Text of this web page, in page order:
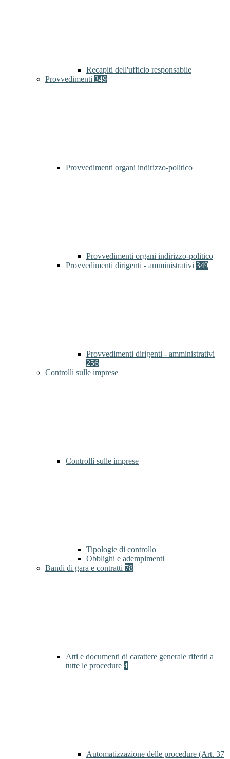
Recapiti dell'ufficio responsabile
Provvedimenti 349
Provvedimenti organi indirizzo-politico
Provvedimenti organi indirizzo-politico
Provvedimenti dirigenti - amministrativi 349
Provvedimenti dirigenti - amministrativi
256
Controlli sulle imprese
Controlli sulle imprese
Tipologie di controllo
Obblighi e adempimenti
Bandi di gara e contratti 78
Atti e documenti di carattere generale riferiti a
tutte le procedure 4
Automatizzazione delle procedure (Art. 37